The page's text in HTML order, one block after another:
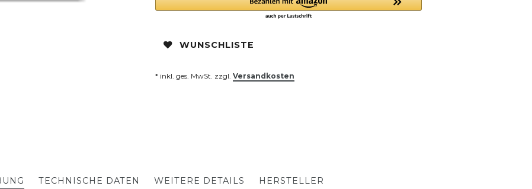
WUNSCHLISTE
* inkl. ges. MwSt. zzgl. Versandkosten
TECHNISCHE DATEN WEITERE DETAILS HERSTELLER